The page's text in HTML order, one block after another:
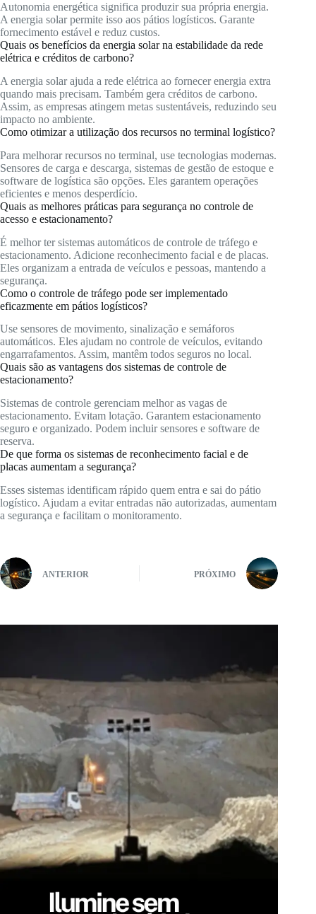
Autonomia energética significa produzir sua própria energia.
A energia solar permite isso aos pátios logísticos. Garante
fornecimento estável e reduz custos.
Quais os benefícios da energia solar na estabilidade da rede
elétrica e créditos de carbono?
A energia solar ajuda a rede elétrica ao fornecer energia extra
quando mais precisam. Também gera créditos de carbono.
Assim, as empresas atingem metas sustentáveis, reduzindo seu
impacto no ambiente.
Como otimizar a utilização dos recursos no terminal logístico?
Para melhorar recursos no terminal, use tecnologias modernas.
Sensores de carga e descarga, sistemas de gestão de estoque e
software de logística são opções. Eles garantem operações
eficientes e menos desperdício.
Quais as melhores práticas para segurança no controle de
acesso e estacionamento?
É melhor ter sistemas automáticos de controle de tráfego e
estacionamento. Adicione reconhecimento facial e de placas.
Eles organizam a entrada de veículos e pessoas, mantendo a
segurança.
Como o controle de tráfego pode ser implementado
eficazmente em pátios logísticos?
Use sensores de movimento, sinalização e semáforos
automáticos. Eles ajudam no controle de veículos, evitando
engarrafamentos. Assim, mantêm todos seguros no local.
Quais são as vantagens dos sistemas de controle de
estacionamento?
Sistemas de controle gerenciam melhor as vagas de
estacionamento. Evitam lotação. Garantem estacionamento
seguro e organizado. Podem incluir sensores e software de
reserva.
De que forma os sistemas de reconhecimento facial e de
placas aumentam a segurança?
Esses sistemas identificam rápido quem entra e sai do pátio
logístico. Ajudam a evitar entradas não autorizadas, aumentam
a segurança e facilitam o monitoramento.
ANTERIOR PRÓXIMO